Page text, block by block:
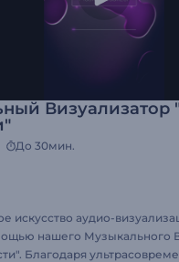
Визуализатор
До 30мин.
искусство аудио-
нашего Музыкального
Благодаря